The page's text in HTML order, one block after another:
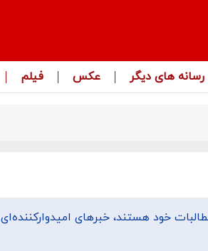
رسانه های دیگر عکس فیلم
خود هستند، خبر‌های امیدوارکننده‌ای